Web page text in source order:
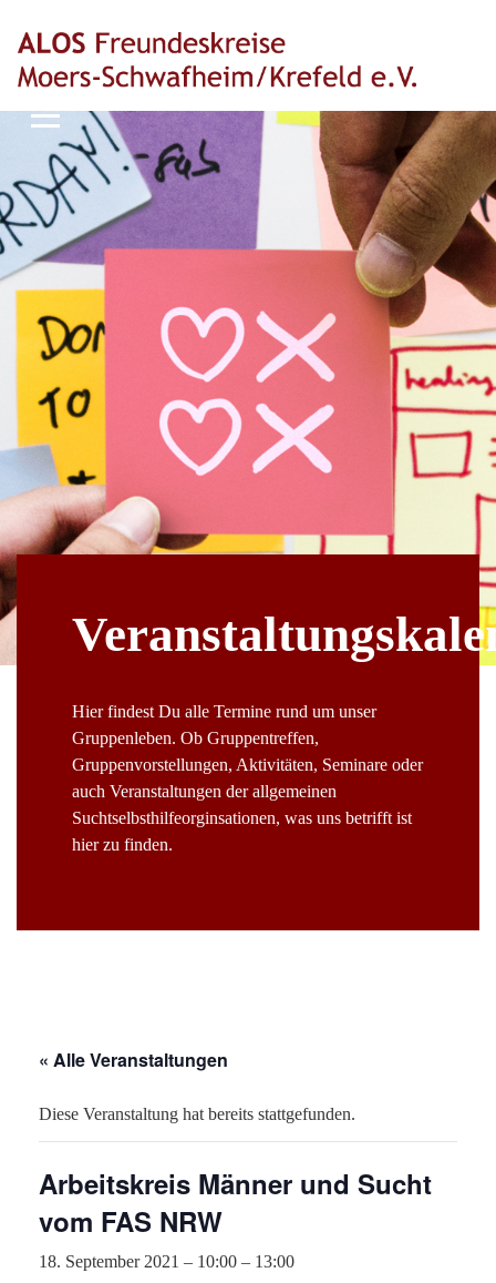
Hier findest Du alle Termine rund um unser
Gruppenleben. Ob Gruppentreffen,
Gruppenvorstellungen, Aktivitäten, Seminare oder
auch Veranstaltungen der allgemeinen
Suchtselbsthilfeorginsationen, was uns betrifft ist
hier zu finden.
« Alle Veranstaltungen
Diese Veranstaltung hat bereits stattgefunden.
Arbeitskreis Männer und Sucht
vom FAS NRW
18. September 2021 – 10:00 – 13:00